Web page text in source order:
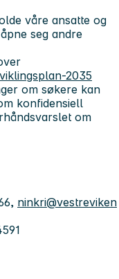
våre ansatte og
seg andre
2035
om søkere kan
konfidensiell
om
ninkri@vestreviken